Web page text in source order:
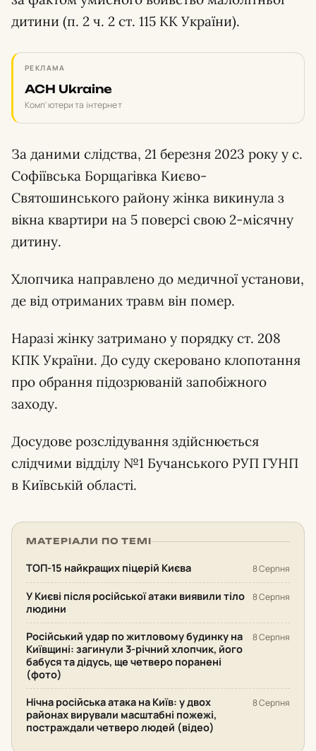
дитини (п. 2 ч. 2 ст. 115 КК України).
РЕКЛАМА
ACH Ukraine
Комп'ютери та інтернет
За даними слідства, 21 березня 2023 року у с.
Софіївська Борщагівка Києво-
Святошинського району жінка викинула з
вікна квартири на 5 поверсі свою 2-місячну
дитину.
Хлопчика направлено до медичної установи,
де від отриманих травм він помер.
Наразі жінку затримано у порядку ст. 208
КПК України. До суду скеровано клопотання
про обрання підозрюваній запобіжного
заходу.
Досудове розслідування здійснюється
слідчими відділу №1 Бучанського РУП ГУНП
в Київській області.
МАТЕРІАЛИ ПО ТЕМІ
ТОП-15 найкращих піцерій Києва 8 Серпня
У Києві після російської атаки виявили тіло
людини
8 Серпня
Російський удар по житловому будинку на
Київщині: загинули 3-річний хлопчик, його
бабуся та дідусь, ще четверо поранені
(фото)
8 Серпня
Нічна російська атака на Київ: у двох
районах вирували масштабні пожежі,
постраждали четверо людей (відео)
8 Серпня